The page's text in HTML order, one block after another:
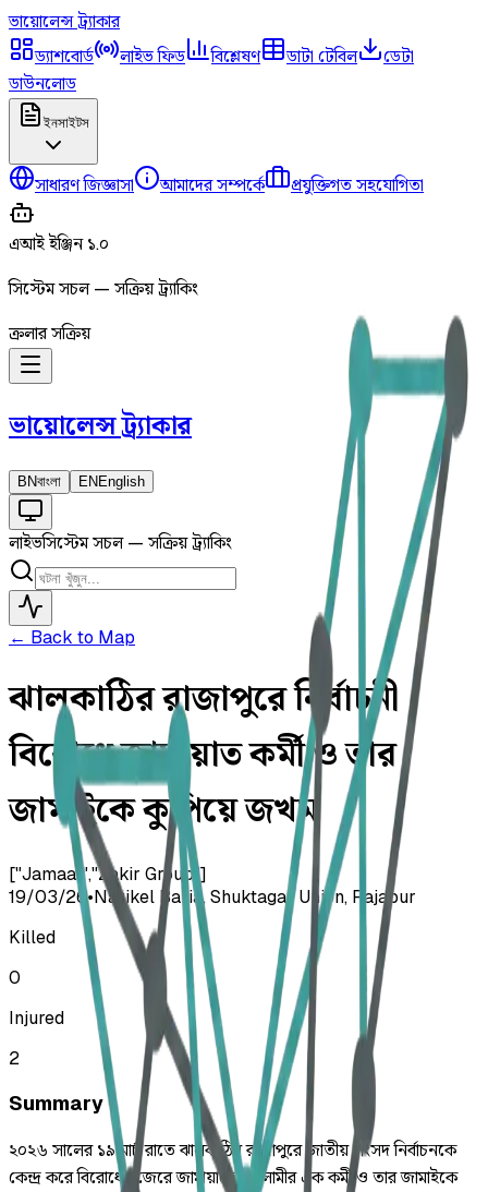
ভায়োলেন্সট্র্যাকার
ড্যাশবোর্ড
লাইভ ফিড বিশ্লেষণ ডাটা টেবিল
ডেটা
ডাউনলোড
ইনসাইটস
সাধারণ জিজ্ঞাসা আমাদের সম্পর্কে প্রযুক্তিগত সহযোগিতা
এআই ইঞ্জিন ১.০
সিস্টেম সচল — সক্রিয় ট্র্যাকিং
ক্রলার সক্রিয়
ভায়োলেন্সট্র্যাকার
BNবাংলা EN English
লাইভসিস্টেম সচল — সক্রিয় ট্র্যাকিং
← Back to Map
ঝালকাঠির রাজাপুরে নির্বাচনী
বিরোধে জামায়াত কর্মী ও তার
জামাইকে কুপিয়ে জখম
["Jamaat","Zakir Group"]
19/03/26•Narikel Baria, Shuktagar Union, Rajapur
Killed
0
Injured
2
Summary
২০২৬ সালের ১৯ মার্চ রাতে ঝালকাঠির রাজাপুরে জাতীয় সংসদ নির্বাচনকে
কেন্দ্র করে বিরোধের জেরে জামায়াতে ইসলামীর এক কর্মী ও তার জামাইকে